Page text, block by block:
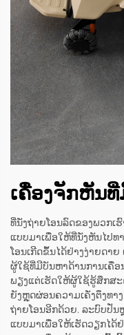
ເຄື່ອງຈັກຫັນ
ທີ່ນັ່ງຖ່າຍໂອນລົດຂອງພວກ
ແບບມາເພື່ອໃຫ້ທີ່ນັ່ງຫັນໄປທ
ໂອນເກີດຂຶ້ນໄດ້ຢ່າງງ່າຍດາ
ຜູ້ໃຊ້ທີ່ມີບັນຫາດ້ານການເຄື່ອ
ພຽງແຕ່ເຮັດໃຫ້ຜູ້ໃຊ້ຮູ້ສຶກສະ
ຍັງຫຼຸດຜ່ອນຄວາມເຄັ່ງຕຶງທາ
ຖ່າຍໂອນອີກດ້ວຍ. ລະບົບປັ່
ແບບມາເພື່ອໃຫ້ເຮັດວຽກໄດ້